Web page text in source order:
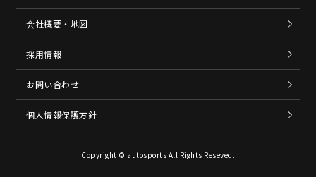
会社概要・地図
採用情報
お問い合わせ
個人情報保護方針
Copyright © autosports All Rights Reseved.